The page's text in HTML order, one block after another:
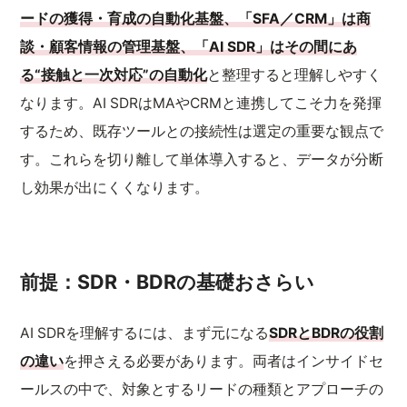
ードの獲得・育成の自動化基盤、「SFA／CRM」は商
談・顧客情報の管理基盤、「AI SDR」はその間にあ
る“接触と一次対応”の自動化と整理すると理解しやすく
なります。AI SDRはMAやCRMと連携してこそ力を発揮
するため、既存ツールとの接続性は選定の重要な観点で
す。これらを切り離して単体導入すると、データが分断
し効果が出にくくなります。
前提：SDR・BDRの基礎おさらい
AI SDRを理解するには、まず元になるSDRとBDRの役割
の違いを押さえる必要があります。両者はインサイドセ
ールスの中で、対象とするリードの種類とアプローチの